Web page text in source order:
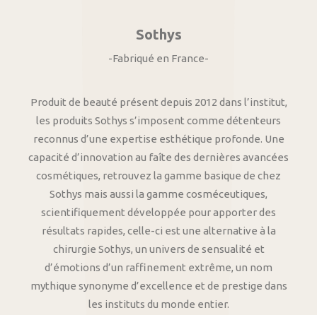
Sothys
-Fabriqué en France-
Produit de beauté présent depuis 2012 dans l’institut,
les produits Sothys s’imposent comme détenteurs
reconnus d’une expertise esthétique profonde. Une
capacité d’innovation au faîte des dernières avancées
cosmétiques, retrouvez la gamme basique de chez
Sothys mais aussi la gamme cosméceutiques,
scientifiquement développée pour apporter des
résultats rapides, celle-ci est une alternative à la
chirurgie Sothys, un univers de sensualité et
d’émotions d’un raffinement extrême, un nom
mythique synonyme d’excellence et de prestige dans
les instituts du monde entier.